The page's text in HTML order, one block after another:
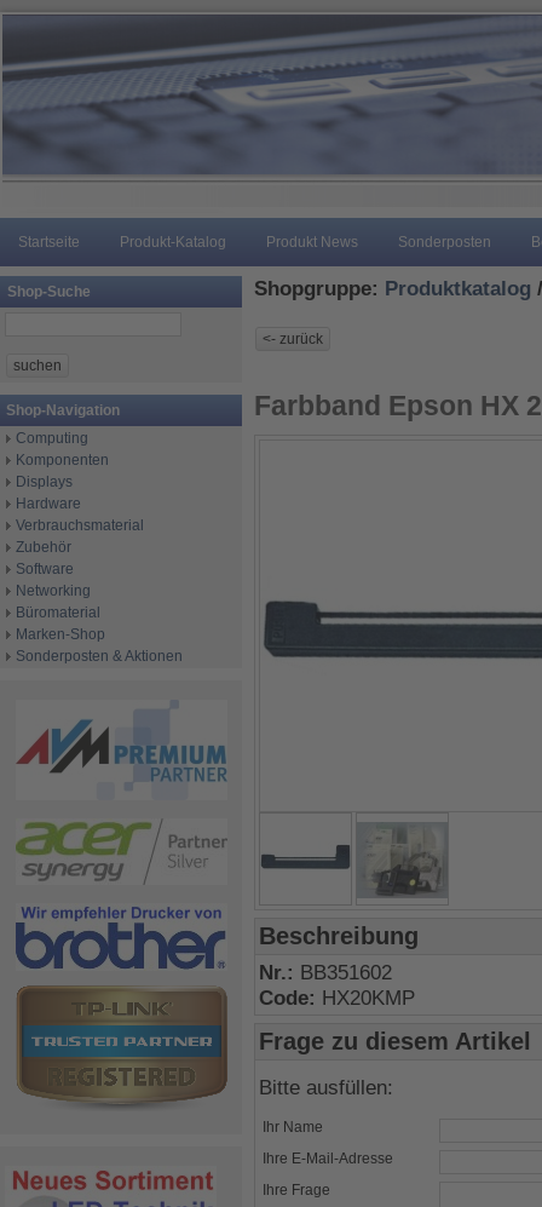
Startseite Produkt-Katalog Produkt News Sonderposten
Shop-Suche
Shop-Navigation
Computing
Komponenten
Displays
Hardware
Verbrauchsmaterial
Zubehör
Software
Networking
Büromaterial
Marken-Shop
Sonderposten & Aktionen
Shopgruppe: Produktkatalog
Farbband Epson HX
Beschreibung
Nr.: BB351602
Code: HX20KMP
Frage zu diesem Artikel
Bitte ausfüllen:
Ihr Name
Ihre E-Mail-Adresse
Ihre Frage